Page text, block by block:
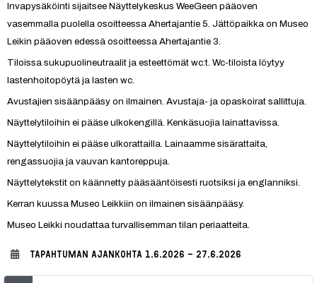
Invapysäköinti sijaitsee Näyttelykeskus WeeGeen pääoven
vasemmalla puolella osoitteessa Ahertajantie 5. Jättöpaikka on Museo
Leikin pääoven edessä osoitteessa Ahertajantie 3.
Tiloissa sukupuolineutraalit ja esteettömät wc:t. Wc-tiloista löytyy
lastenhoitopöytä ja lasten wc.
Avustajien sisäänpääsy on ilmainen. Avustaja- ja opaskoirat sallittuja.
Näyttelytiloihin ei pääse ulkokengillä. Kenkäsuojia lainattavissa.
Näyttelytiloihin ei pääse ulkorattailla. Lainaamme sisärattaita,
rengassuojia ja vauvan kantoreppuja.
Näyttelytekstit on käännetty pääsääntöisesti ruotsiksi ja englanniksi.
Kerran kuussa Museo Leikkiin on ilmainen sisäänpääsy.
Museo Leikki noudattaa turvallisemman tilan periaatteita.
TAPAHTUMAN AJANKOHTA 1.6.2026 - 27.6.2026